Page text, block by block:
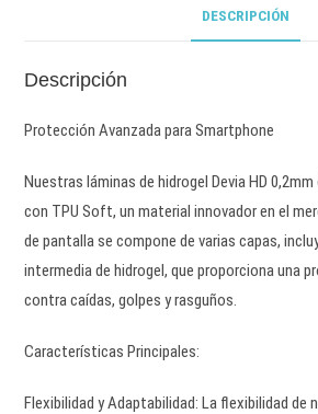
DESCRIPCIÓN
Descripción
Protección Avanzada para Smartphone
Nuestras láminas de hidrogel Devia HD
con TPU Soft, un material innovador en el
de pantalla se compone de varias capas,
intermedia de hidrogel, que proporciona una
contra caídas, golpes y rasguños.
Características Principales:
Flexibilidad y Adaptabilidad: La flexibilidad de